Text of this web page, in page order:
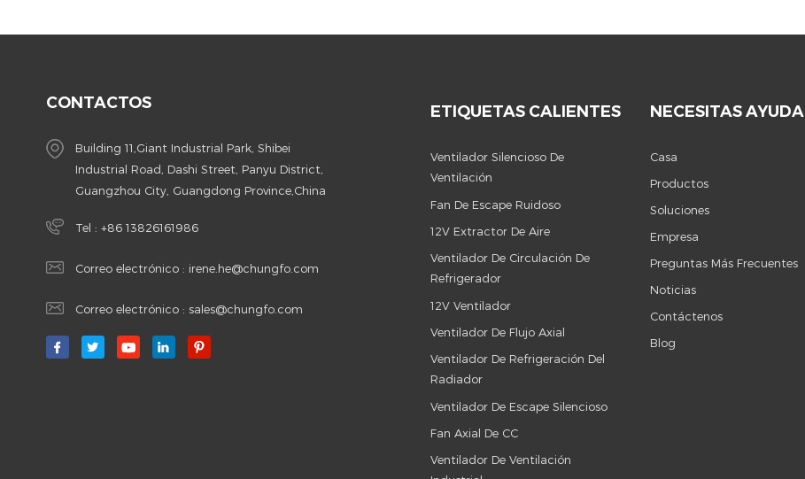
CONTACTOS
Building 11,Giant Industrial Park, Shibei
Industrial Road, Dashi Street, Panyu District,
Guangzhou City, Guangdong Province,China
Tel : +86 13826161986
Correo electrónico : irene.he@chungfo.com
Correo electrónico : sales@chungfo.com
ETIQUETAS CALIENTES
Ventilador Silencioso De
Ventilación
Fan De Escape Ruidoso
12V Extractor De Aire
Ventilador De Circulación De
Refrigerador
12V Ventilador
Ventilador De Flujo Axial
Ventilador De Refrigeración Del
Radiador
Ventilador De Escape Silencioso
Fan Axial De CC
Ventilador De Ventilación
NECESITAS AYUDA
Casa
Productos
Soluciones
Empresa
Preguntas Más Frecuentes
Noticias
Contáctenos
Blog